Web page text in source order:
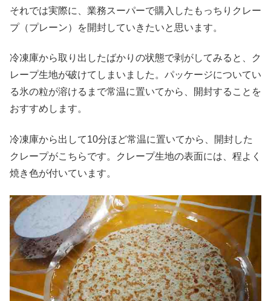
それでは実際に、業務スーパーで購入したもっちりクレー
プ（プレーン）を開封していきたいと思います。
冷凍庫から取り出したばかりの状態で剥がしてみると、ク
レープ生地が破けてしまいました。パッケージについてい
る氷の粒が溶けるまで常温に置いてから、開封することを
おすすめします。
冷凍庫から出して10分ほど常温に置いてから、開封した
クレープがこちらです。クレープ生地の表面には、程よく
焼き色が付いています。